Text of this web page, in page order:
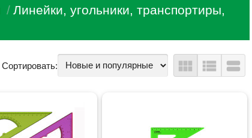
Линейки, угольники, транспортиры,
Сортировать: view_module view_list view_stream